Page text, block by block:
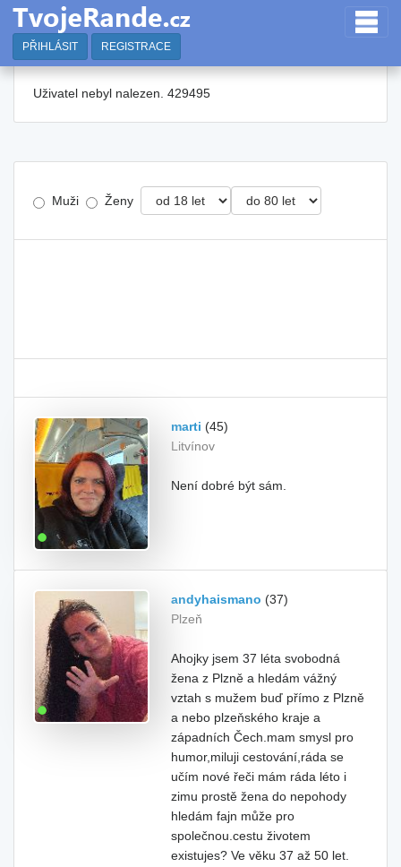
PŘIHLÁSIT REGISTRACE
Uživatel nebyl nalezen. 429495
Muži Ženy
marti (45)
Litvínov
Není dobré být sám.
andyhaismano (37)
Plzeň
Ahojky jsem 37 léta svobodná
žena z Plzně a hledám vážný
vztah s mužem buď přímo z Plzně
a nebo plzeňského kraje a
západních Čech.mam smysl pro
humor,miluji cestování,ráda se
učím nové řeči mám ráda léto i
zimu prostě žena do nepohody
hledám fajn může pro
společnou.cestu životem
existujes? Ve věku 37 až 50 let.